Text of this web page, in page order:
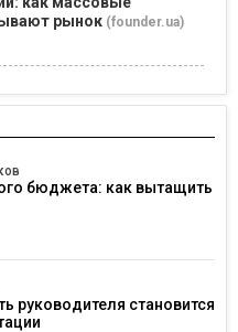
рынок (founder.ua)
бюджета: как вытащить
руководителя становится